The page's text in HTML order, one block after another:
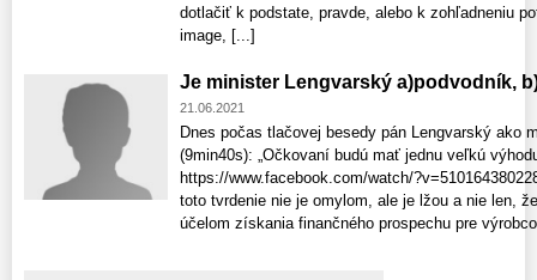
dotlačiť k podstate, pravde, alebo k zohľadneniu
image, [...]
Je minister Lengvarský a)podvodník,
21.06.2021
Dnes počas tlačovej besedy pán Lengvarský ako
(9min40s): „Očkovaní budú mať jednu veľkú
https://www.facebook.com/watch/
toto tvrdenie nie je omylom, ale je lžou a nie len,
účelom získania finančného prospechu pre